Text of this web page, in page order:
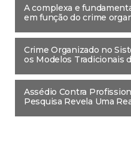
A complexa e
em função do crime
Crime Organizado no
os Modelos Tradicionais
Assédio Contra
Pesquisa Revela Uma